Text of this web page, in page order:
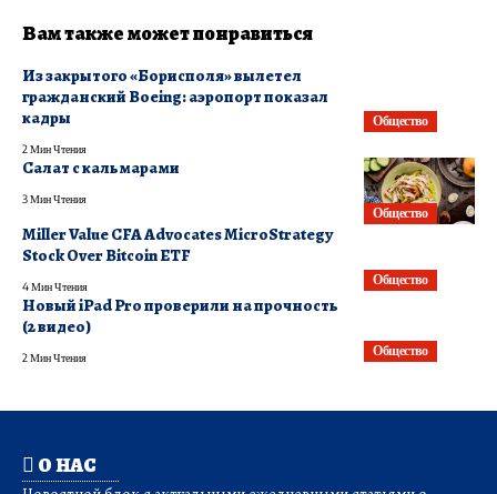
Вам также может понравиться
Общество
​Из закрытого «Борисполя» вылетел
гражданский Boeing: аэропорт показал
кадры
2 Мин Чтения
Общество
Салат с кальмарами
3 Мин Чтения
Общество
Miller Value CFA Advocates MicroStrategy
Stock Over Bitcoin ETF
4 Мин Чтения
Общество
Новый iPad Pro проверили на прочность
(2 видео)
2 Мин Чтения
О НАС